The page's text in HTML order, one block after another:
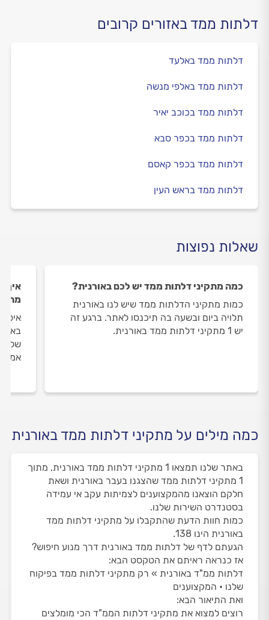
דלתות ממד באזורים קרובים
דלתות ממד באלעד
דלתות ממד באלפי מנשה
דלתות ממד בכוכב יאיר
דלתות ממד בכפר סבא
דלתות ממד בכפר קאסם
דלתות ממד בראש העין
שאלות נפוצות
כמה מתקיני דלתות ממד יש לכם באורנית?
כמות מתקיני הדלתות ממד שיש לנו באורנית
תלויה ביום ובשעה בה תיכנסו לאתר. ברגע זה
יש 1 מתקיני דלתות ממד באורנית.
איך
כמה מילים על מתקיני דלתות ממד באורנית
באתר שלנו תמצאו 1 מתקיני דלתות ממד באורנית, מתוך
1 מתקיני דלתות ממד שהצגנו בעבר באורנית ושאת
חלקם הוצאנו מהמקצוענים לצמיתות עקב אי עמידה
בסטנדרט השירות שלנו.
כמות חוות הדעת שהתקבלו על מתקיני דלתות ממד
באורנית הינו 138.
הגעתם לדף של דלתות ממד באורנית דרך מנוע חיפוש?
אז כנראה ראיתם את הטקסט הבא:
דלתות ממ"ד באורנית » רק מתקיני דלתות ממד בפיקוח
שלנו • המקצוענים
ואת התיאור הבא:
רוצים למצוא את מתקיני דלתות הממ"ד הכי מומלצים